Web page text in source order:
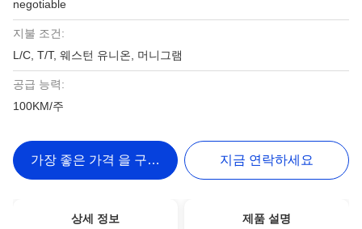
negotiable
지불 조건:
L/C, T/T, 웨스턴 유니온, 머니그램
공급 능력:
100KM/주
가장 좋은 가격 을 구하라 지금 연락하세요
상세 정보 제품 설명